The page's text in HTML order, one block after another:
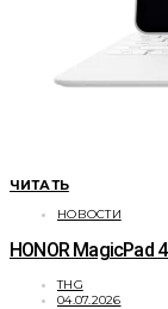
ЧИТАТЬ
НОВОСТИ
HONOR MagicPad
THG
04.07.2026